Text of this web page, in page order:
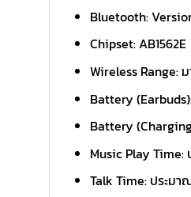
Bluetooth:
Chipset: AB1562E
Wireless Range:
Battery
Battery
Music Play Time:
Talk Time: ประมา